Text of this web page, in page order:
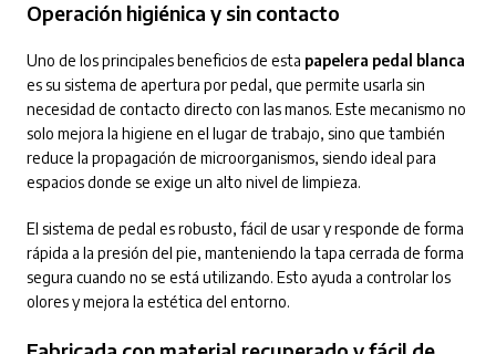
Operación higiénica y sin contacto
Uno de los principales beneficios de esta papelera pedal blanca
es su sistema de apertura por pedal, que permite usarla sin
necesidad de contacto directo con las manos. Este mecanismo no
solo mejora la higiene en el lugar de trabajo, sino que también
reduce la propagación de microorganismos, siendo ideal para
espacios donde se exige un alto nivel de limpieza.
El sistema de pedal es robusto, fácil de usar y responde de forma
rápida a la presión del pie, manteniendo la tapa cerrada de forma
segura cuando no se está utilizando. Esto ayuda a controlar los
olores y mejora la estética del entorno.